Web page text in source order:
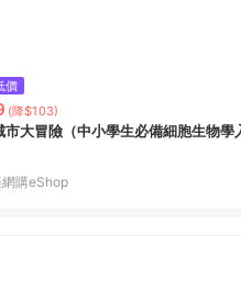
價
(降$103)
市大冒險（中小學生必備細胞生物學
網購eShop